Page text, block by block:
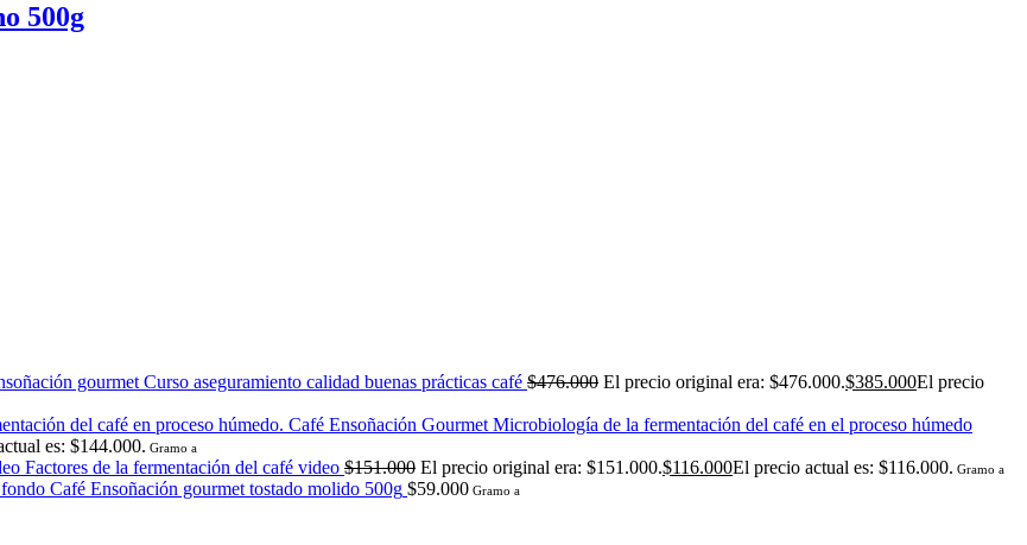
500g
Curso aseguramiento calidad buenas prácticas café $476.000 El precio original era: $476.000.$385.000El precio
Microbiología de la fermentación del café en el proceso húmedo
es: $144.000. Gramo a
Factores de la fermentación del café video $151.000 El precio original era: $151.000.$116.000El precio actual es: $116.000. Gramo a
Café Ensoñación gourmet tostado molido 500g $59.000 Gramo a